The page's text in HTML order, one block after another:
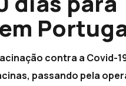
contra a Covid-
passando pela